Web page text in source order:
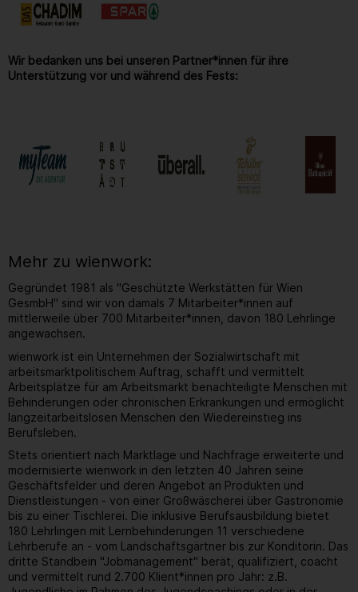
Wir bedanken uns bei unseren Partner*innen für ihre
Unterstützung vor und während des Fests:
Mehr zu wienwork:
Gegründet 1981 als "Geschützte Werkstätten für Wien
GesmbH" sind wir von damals 7 Mitarbeiter*innen auf
mittlerweile über 700 Mitarbeiter*innen, davon 180 Lehrlinge
angewachsen.
wienwork ist ein Unternehmen der Sozialwirtschaft mit
arbeitsmarktpolitischem Auftrag, schafft und vermittelt
Arbeitsplätze für am Arbeitsmarkt benachteiligte Menschen mit
Behinderungen oder chronischen Erkrankungen und ermöglicht
langzeitarbeitslosen Menschen den Wiedereinstieg ins
Berufsleben.
Stets orientiert nach Marktlage und Nachfrage erweiterte und
modernisierte wienwork in den letzten 40 Jahren seine
Geschäftsfelder und deren Angebot an Produkten und
Dienstleistungen - von einer Großwäscherei über Gastronomie
bis zu einer Tischlerei. Die inklusive Berufsausbildung bietet
180 Lehrlingen mit Lernbehinderungen 11 verschiedene
Lehrberufe an - vom Landschaftsgärtner bis zur Konditorin. Das
dritte Standbein "Jobmanagement" berät, qualifiziert, coacht
und vermittelt rund 2.700 Klient*innen pro Jahr: z.B.